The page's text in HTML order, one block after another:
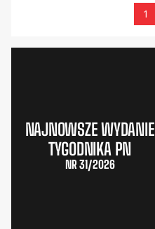
1
NAJNOWSZE WYDANIE
TYGODNIKA PN
NR 31/2026